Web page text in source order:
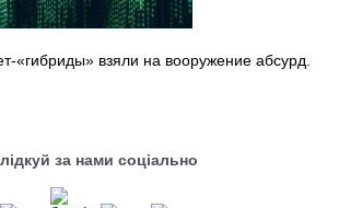
«гибриды» взяли на вооружение абсурд.
за нами соціально